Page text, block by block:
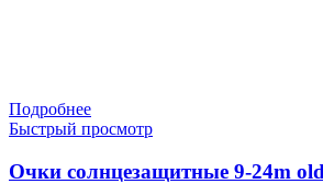
Подробнее
Быстрый просмотр
Очки солнцезащитные 9-24m